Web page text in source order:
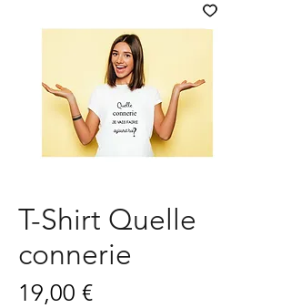
T-Shirt Quelle
connerie
19,00 €Prix